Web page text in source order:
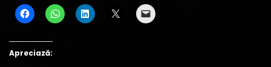
Apreciază: